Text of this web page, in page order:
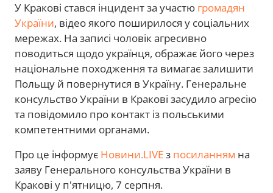
У Кракові стався інцидент за участю громадян
України, відео якого поширилося у соціальних
мережах. На записі чоловік агресивно
поводиться щодо українця, ображає його через
національне походження та вимагає залишити
Польщу й повернутися в Україну. Генеральне
консульство України в Кракові засудило агресію
та повідомило про контакт із польськими
компетентними органами.
Про це інформує Новини.LIVEз посиланням на
заяву Генерального консульства України в
Кракові у п'ятницю, 7 серпня.